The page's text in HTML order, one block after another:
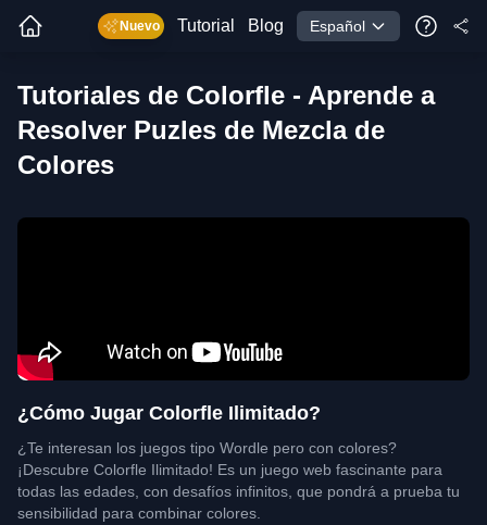
Nuevo Tutorial Blog Español
Tutoriales de Colorfle - Aprende a
Resolver Puzles de Mezcla de
Colores
¿Cómo Jugar Colorfle Ilimitado?
¿Te interesan los juegos tipo Wordle pero con colores?
¡Descubre Colorfle Ilimitado! Es un juego web fascinante para
todas las edades, con desafíos infinitos, que pondrá a prueba tu
sensibilidad para combinar colores.